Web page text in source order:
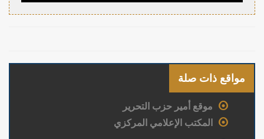
مواقع ذات صلة
موقع أمير حزب التحرير
المكتب الإعلامي المركزي